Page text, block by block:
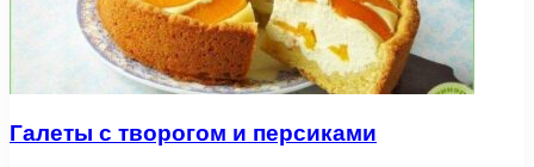
Галеты с творогом и персиками